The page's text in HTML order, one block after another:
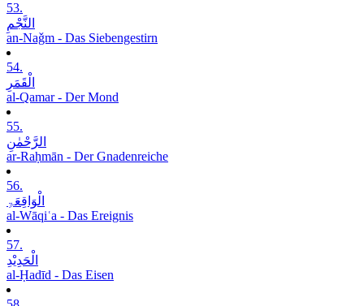
53.
النَّجْمِ
an-Naǧm - Das Siebengestirn
54.
الْقَمَرِ
al-Qamar - Der Mond
55.
الرَّحْمٰنِ
ar-Raḥmān - Der Gnadenreiche
56.
الْوَاقِعَۃِ
al-Wāqiʿa - Das Ereignis
57.
الْحَدِیْدِ
al-Ḥadīd - Das Eisen